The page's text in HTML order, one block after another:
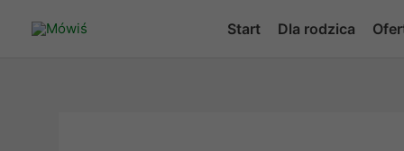
Start Dla rodzica